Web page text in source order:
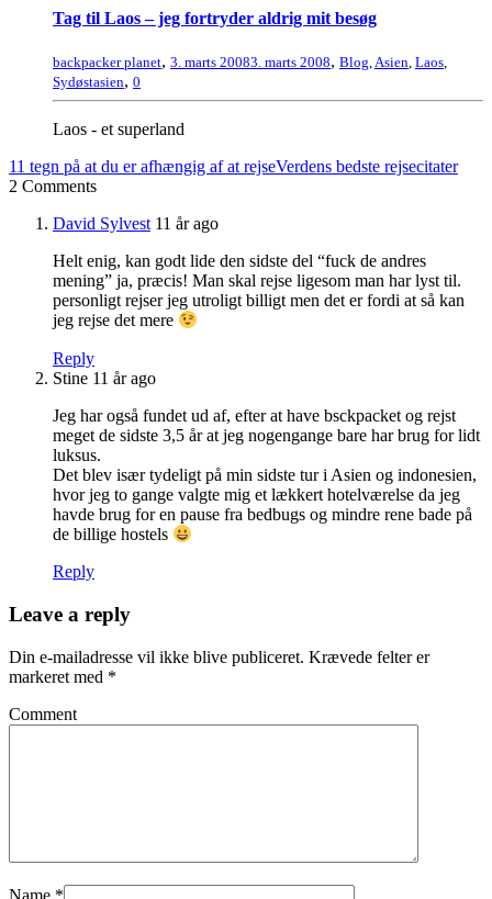
Tag til Laos – jeg fortryder aldrig mit besøg
backpacker planet, 3. marts 20083. marts 2008, Blog,Asien, Laos,
Sydøstasien, 0
Laos - et superland
11 tegn på at du er afhængig af at rejseVerdens bedste rejsecitater
2 Comments
David Sylvest 11 år ago
Helt enig, kan godt lide den sidste del “fuck de andres
mening” ja, præcis! Man skal rejse ligesom man har lyst til.
personligt rejser jeg utroligt billigt men det er fordi at så kan
jeg rejse det mere
Reply
Stine 11 år ago
Jeg har også fundet ud af, efter at have bsckpacket og rejst
meget de sidste 3,5 år at jeg nogengange bare har brug for lidt
luksus.
Det blev især tydeligt på min sidste tur i Asien og indonesien,
hvor jeg to gange valgte mig et lækkert hotelværelse da jeg
havde brug for en pause fra bedbugs og mindre rene bade på
de billige hostels
Reply
Leave a reply
Din e-mailadresse vil ikke blive publiceret. Krævede felter er
markeret med *
Comment
Name *